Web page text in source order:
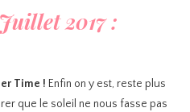
2017 :
Time ! Enfin on y est, reste plus
que le soleil ne nous fasse pas